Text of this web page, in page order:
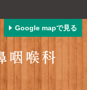
Google mapで見る